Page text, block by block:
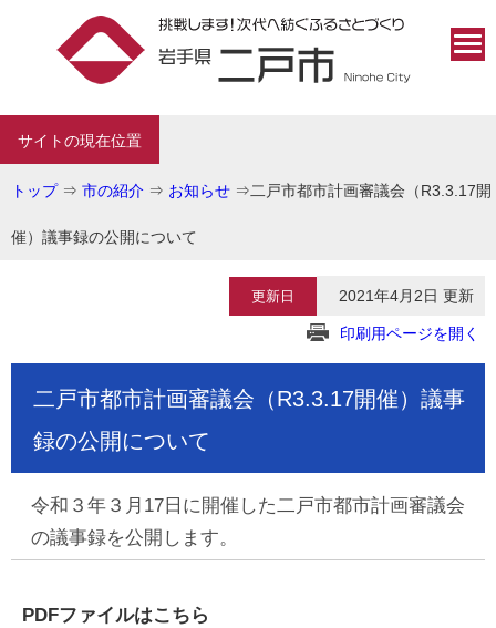
サイトの現在位置
トップ⇒ 市の紹介 ⇒ お知らせ ⇒二戸市都市計画審議会（R3.3.17開
催）議事録の公開について
更新日 2021年4月2日 更新
印刷用ページを開く
二戸市都市計画審議会（R3.3.17開催）議事
録の公開について
令和３年３月17日に開催した二戸市都市計画審議会
の議事録を公開します。
PDFファイルはこちら